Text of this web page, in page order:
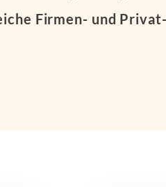
Firmen- und Privat-